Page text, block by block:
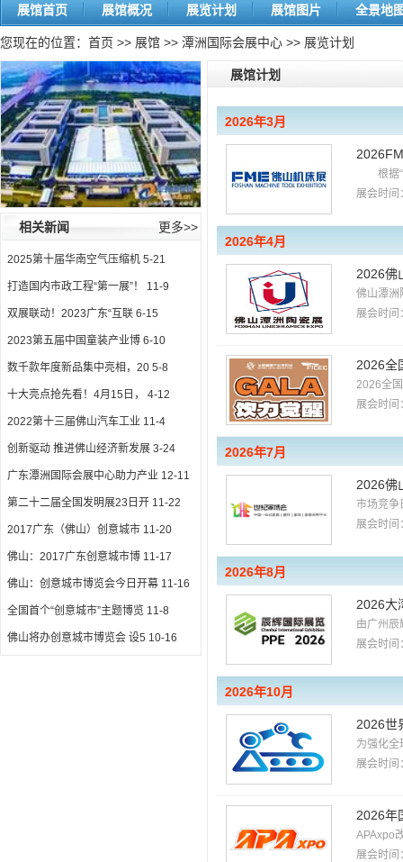
展馆首页 展馆概况 展览计划 展馆图片 全景地
您现在的位置： 首页 >> 展馆 >> 潭洲国际会展中心 >> 展览计划
更多>>
相关新闻
2025第十届华南空气压缩机 5-21
打造国内市政工程“第一展”！ 11-9
双展联动！2023广东“互联 6-15
2023第五届中国童装产业博 6-10
数千款年度新品集中亮相，20 5-8
十大亮点抢先看！4月15日， 4-12
2022第十三届佛山汽车工业 11-4
创新驱动 推进佛山经济新发展 3-24
广东潭洲国际会展中心助力产业 12-11
第二十二届全国发明展23日开 11-22
2017广东（佛山）创意城市 11-20
佛山：2017广东创意城市博 11-17
佛山：创意城市博览会今日开幕 11-16
全国首个“创意城市”主题博览 11-8
佛山将办创意城市博览会 设5 10-16
展馆计划
2026年3月
根据“
展会时
2026年4月
2026佛
佛山潭洲
展会时
2026全
2026全
展会时
2026年7月
2026佛
市场竞争
展会时
2026年8月
2026大
由广州辰
展会时
2026年10月
2026世
为强化
展会时
2026年
APAxpo
展会时